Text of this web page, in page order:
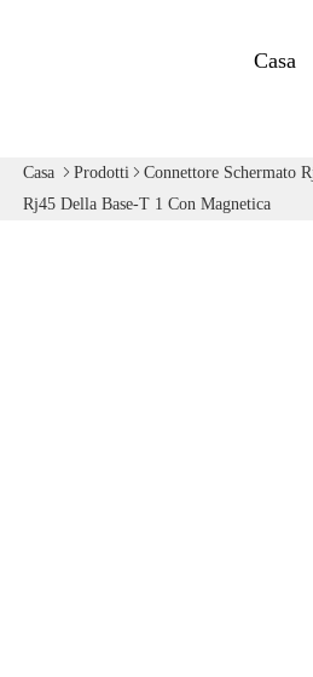
Casa
Casa Prodotti Connettore Schermato
Rj45 Della Base-T 1 Con Magnetica